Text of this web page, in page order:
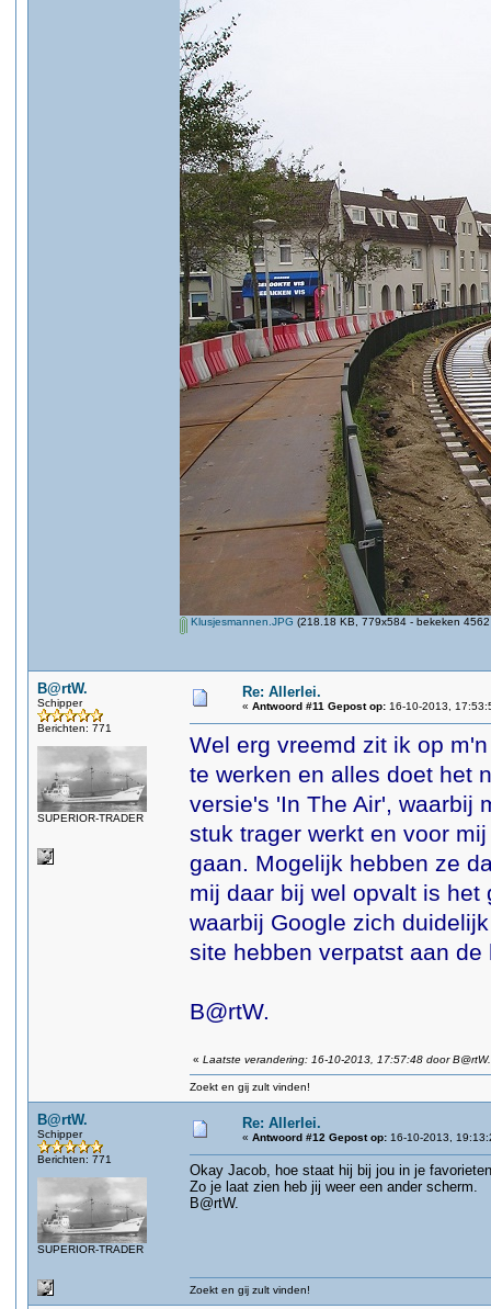
Klusjesmannen.JPG (218.18 KB, 779x584 - bekeken 4562
B@rtW.
Schipper
Berichten: 771
SUPERIOR-TRADER
Re: Allerlei.
« Antwoord #11 Gepost op: 16-10-2013,
Wel erg vreemd zit ik op
te werken en alles doet het
versie's 'In The Air', waarbij
stuk trager werkt en voor
gaan. Mogelijk hebben ze
mij daar bij wel opvalt is
waarbij Google zich
site hebben verpatst aan
B@rtW.
« Laatste verandering: 16-10-2013, 17:57:48 door B@rtW.
Zoekt en gij zult vinden!
B@rtW.
Schipper
Berichten: 771
SUPERIOR-TRADER
Re: Allerlei.
« Antwoord #12 Gepost op: 16-10-2013,
Okay Jacob, hoe staat hij bij jou in je
Zo je laat zien heb jij weer een ander scherm.
B@rtW.
Zoekt en gij zult vinden!